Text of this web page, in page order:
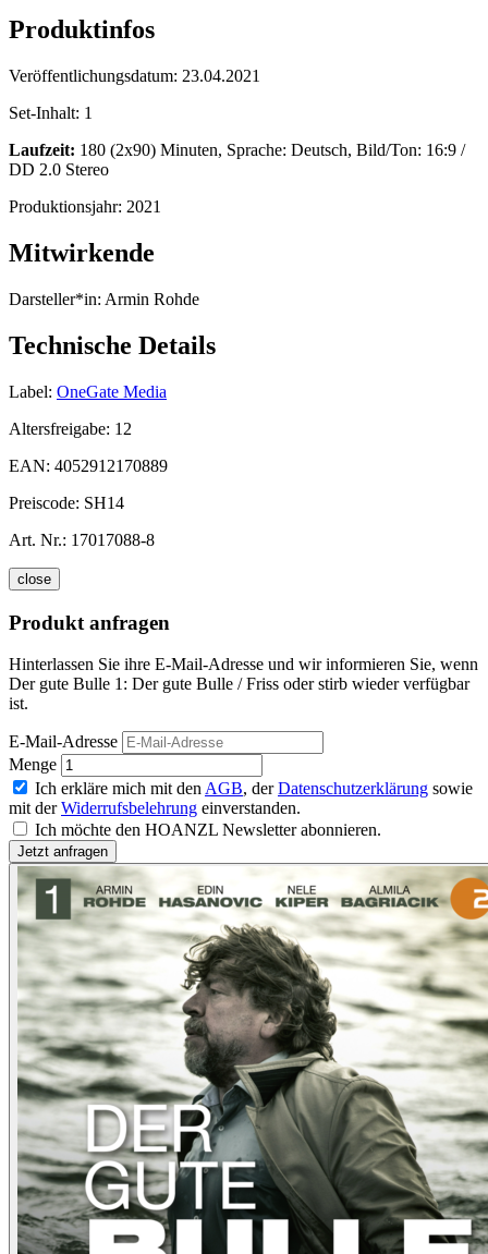
Produktinfos
Veröffentlichungsdatum: 23.04.2021
Set-Inhalt: 1
Laufzeit: 180 (2x90) Minuten, Sprache: Deutsch, Bild/Ton: 16:9 /
DD 2.0 Stereo
Produktionsjahr: 2021
Mitwirkende
Darsteller*in: Armin Rohde
Technische Details
Label: OneGate Media
Altersfreigabe: 12
EAN: 4052912170889
Preiscode: SH14
Art. Nr.: 17017088-8
close
Produkt anfragen
Hinterlassen Sie ihre E-Mail-Adresse und wir informieren Sie, wenn
Der gute Bulle 1: Der gute Bulle / Friss oder stirb wieder verfügbar
ist.
E-Mail-Adresse
Menge
Ich erkläre mich mit den AGB, derDatenschutzerklärung sowie
mit derWiderrufsbelehrung einverstanden.
Ich möchte den HOANZL Newsletter abonnieren.